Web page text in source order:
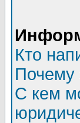
Кто
Почему
С кем